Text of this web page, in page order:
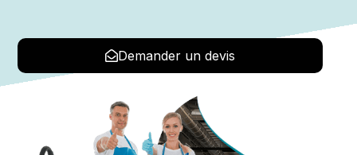
Demander un devis